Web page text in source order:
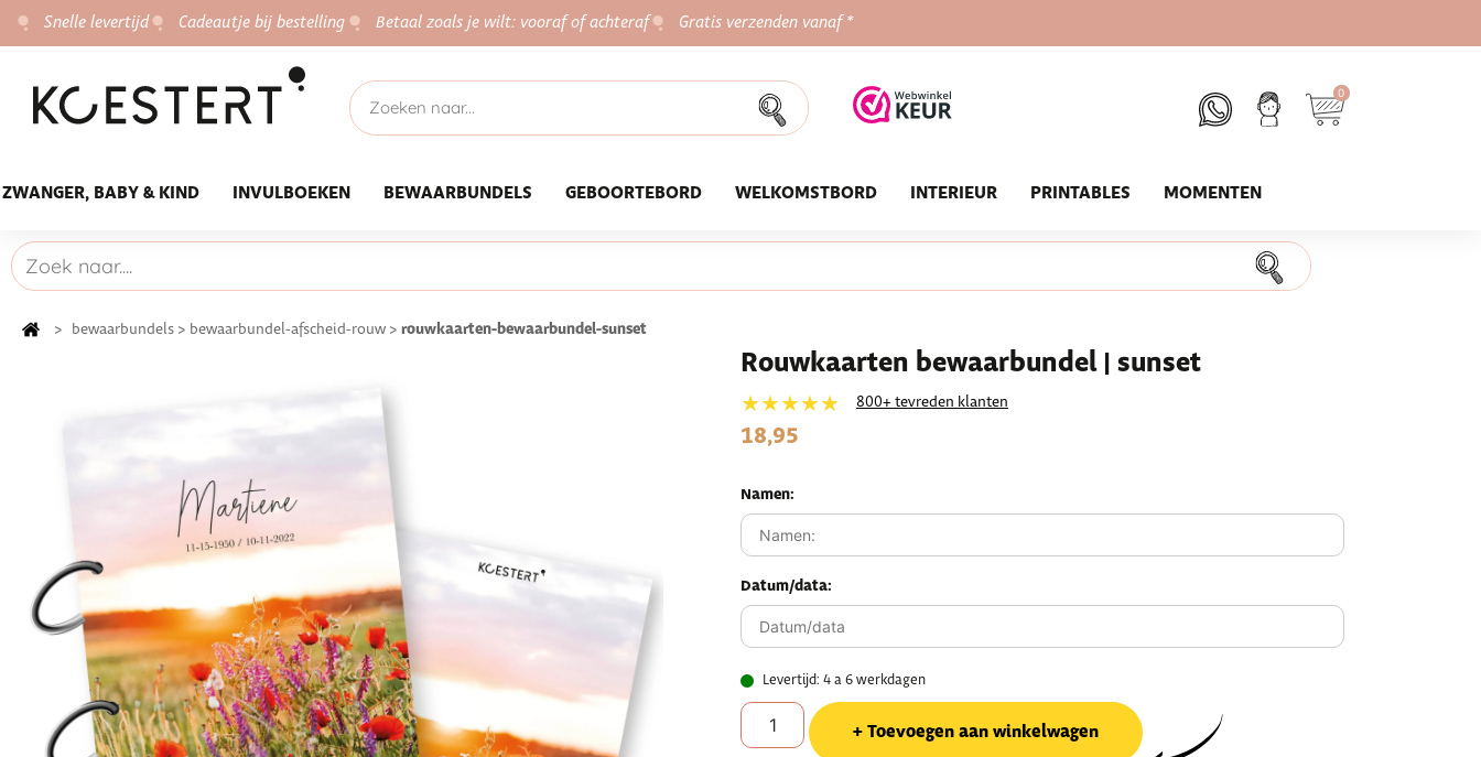
Snelle levertijd Cadeautje bij bestelling Betaal zoals je wilt: vooraf of achteraf Gratis verzenden vanaf *
0
ZWANGER, BABY & KIND INVULBOEKEN BEWAARBUNDELS GEBOORTEBORD WELKOMSTBORD INTERIEUR PRINTABLES MOMENTEN
> bewaarbundels > bewaarbundel-afscheid-rouw > rouwkaarten-bewaarbundel-sunset
Rouwkaarten bewaarbundel | sunset
★★★★★ 800+ tevreden klanten
18,95
Namen:
Datum/data:
Levertijd: 4 a 6 werkdagen
Toevoegen aan winkelwagen